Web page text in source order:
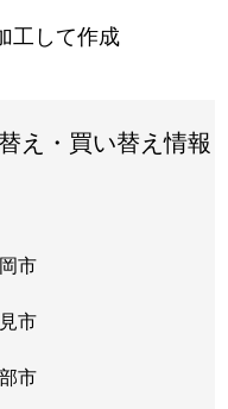
工して作成
え・買い替え情報
市
市
市